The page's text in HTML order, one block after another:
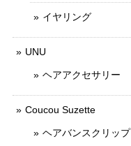
イヤリング
UNU
ヘアアクセサリー
Coucou Suzette
ヘアバンスクリップ